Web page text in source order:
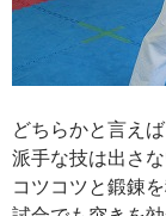
どちらかと言え
派手な技は出さ
コツコツと鍛錬